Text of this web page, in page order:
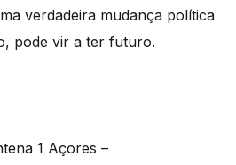
verdadeira mudança política
pode vir a ter futuro.
1 Açores –